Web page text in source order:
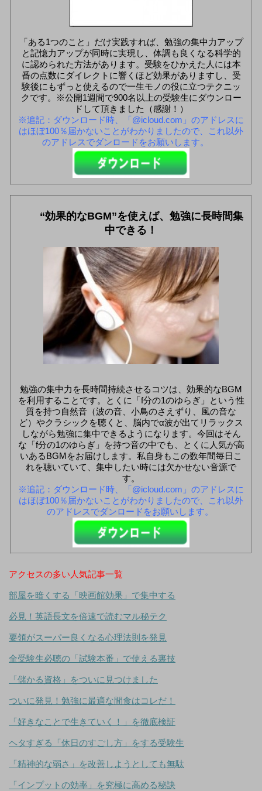
「ある1つのこと」だけ実践すれば、勉強の集中力アップ
と記憶力アップが同時に実現し、体調も良くなる科学的
に認められた方法があります。受験をひかえた人には本
番の点数にダイレクトに響くほど効果がありますし、受
験後にもずっと使えるので一生モノの役に立つテクニッ
クです。※公開1週間で900名以上の受験生にダウンロー
ドして頂きました（感謝！）
※追記：ダウンロード時、「@icloud.com」のアドレスに
はほぼ100％届かないことがわかりましたので、これ以外
のアドレスでダンロードをお願いします。
“効果的なBGM”を使えば、勉強に長時間集
中できる！
勉強の集中力を長時間持続させるコツは、効果的なBGM
を利用することです。とくに「f分の1のゆらぎ」という性
質を持つ自然音（波の音、小鳥のさえずり、風の音な
ど）やクラシックを聴くと、脳内でα波が出てリラックス
しながら勉強に集中できるようになります。今回はそん
な「f分の1のゆらぎ」を持つ音の中でも、とくに人気が高
いあるBGMをお届けします。私自身もこの数年間毎日こ
れを聴いていて、集中したい時には欠かせない音源で
す。
※追記：ダウンロード時、「@icloud.com」のアドレスに
はほぼ100％届かないことがわかりましたので、これ以外
のアドレスでダンロードをお願いします。
アクセスの多い人気記事一覧
部屋を暗くする「映画館効果」で集中する
必見！英語長文を倍速で読むマル秘テク
要領がスーパー良くなる心理法則を発見
全受験生必聴の「試験本番」で使える裏技
「儲かる資格」をついに見つけました
ついに発見！勉強に最適な間食はコレだ！
「好きなことで生きていく！」を徹底検証
ヘタすぎる「休日のすごし方」をする受験生
「精神的な弱さ」を改善しようとしても無駄
「インプットの効率」を究極に高める秘訣